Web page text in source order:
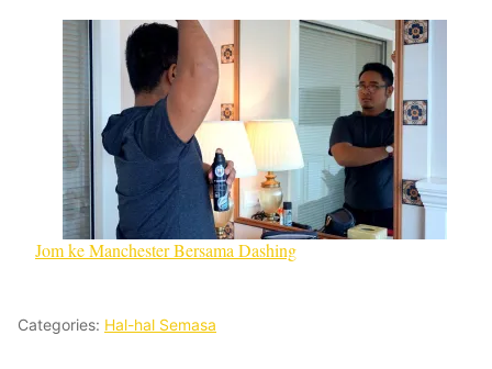
Jom ke Manchester Bersama Dashing
Categories: Hal-hal Semasa